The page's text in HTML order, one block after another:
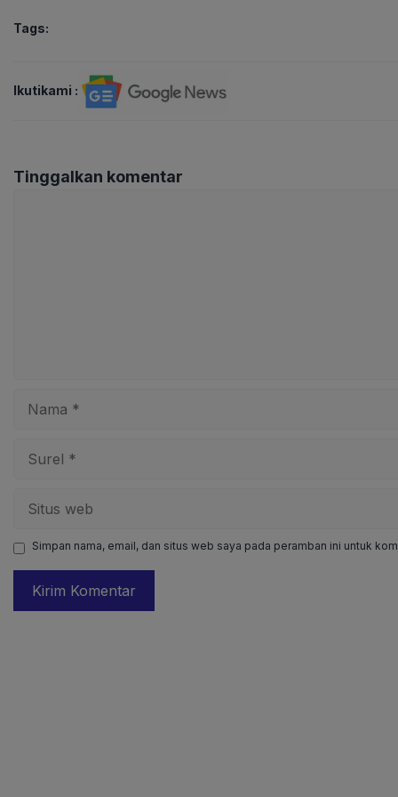
Tags:
Ikutikami :
Tinggalkan komentar
web
Simpan nama, email, dan situs web saya pada peramban ini untuk